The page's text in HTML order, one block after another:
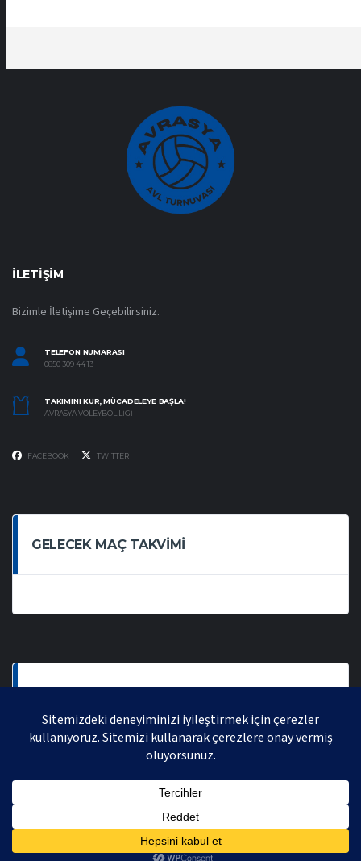
İLETIŞIM
Bizimle İletişime Geçebilirsiniz.
TELEFON NUMARASI
0850 309 44 13
TAKIMINI KUR, MÜCADELEYE BAŞLA!
AVRASYA VOLEYBOL LIGI
FACEBOOK TWITTER
GELECEK MAÇ TAKVIMI
AVRASYA VOLEYBOL LIGI 2021 | AVRASYA SPORTIF FAALIYETLER ORGANIZASYONUDUR,
TÜM HAKLARI SAKLIDIR.